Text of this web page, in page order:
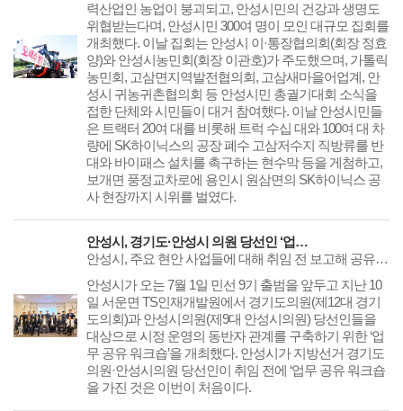
력산업인 농업이 붕괴되고, 안성시민의 건강과 생명도
위협받는다며, 안성시민 300여 명이 모인 대규모 집회를
개최했다. 이날 집회는 안성시 이·통장협의회(회장 정효
양)와 안성시농민회(회장 이관호)가 주도했으며, 가톨릭
농민회, 고삼면지역발전협의회, 고삼새마을어업계, 안
성시 귀농귀촌협의회 등 안성시민 총궐기대회 소식을
접한 단체와 시민들이 대거 참여했다. 이날 안성시민들
은 트랙터 20여 대를 비롯해 트럭 수십 대와 100여 대 차
량에 SK하이닉스의 공장 폐수 고삼저수지 직방류를 반
대와 바이패스 설치를 촉구하는 현수막 등을 게첨하고,
보개면 풍정교차로에 용인시 원삼면의 SK하이닉스 공
사 현장까지 시위를 벌였다.
안성시, 경기도·안성시 의원 당선인 ‘업무 공유’
안성시, 주요 현안 사업들에 대해 취임 전 보고해 공유의 자리 마련경기도·안성시의원 당선인, 취임 이후 안성시 현안 문제 대응에 관심
안성시가 오는 7월 1일 민선 9기 출범을 앞두고 지난 10
일 서운면 TS인재개발원에서 경기도의원(제12대 경기
도의회)과 안성시의원(제9대 안성시의원) 당선인들을
대상으로 시정 운영의 동반자 관계를 구축하기 위한 ‘업
무 공유 워크숍’을 개최했다. 안성시가 지방선거 경기도
의원·안성시의원 당선인이 취임 전에 ‘업무 공유 워크숍
을 가진 것은 이번이 처음이다.